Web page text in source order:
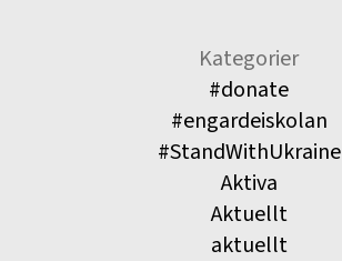
Kategorier
#donate
#engardeiskolan
#StandWithUkraine
Aktiva
Aktuellt
aktuellt